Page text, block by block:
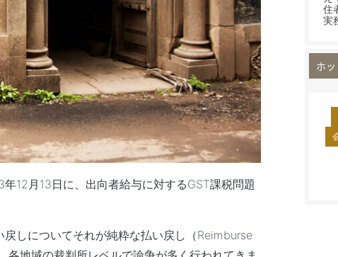
12月13日に、出向者給与に対するGST課税問題
しについてそれが純粋な払い戻し（Reimburse
住
実
ホ